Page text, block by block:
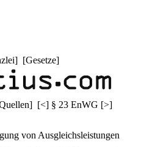
] [Gesetze]
] [<] § 23 EnWG [>]
von Ausgleichsleistungen